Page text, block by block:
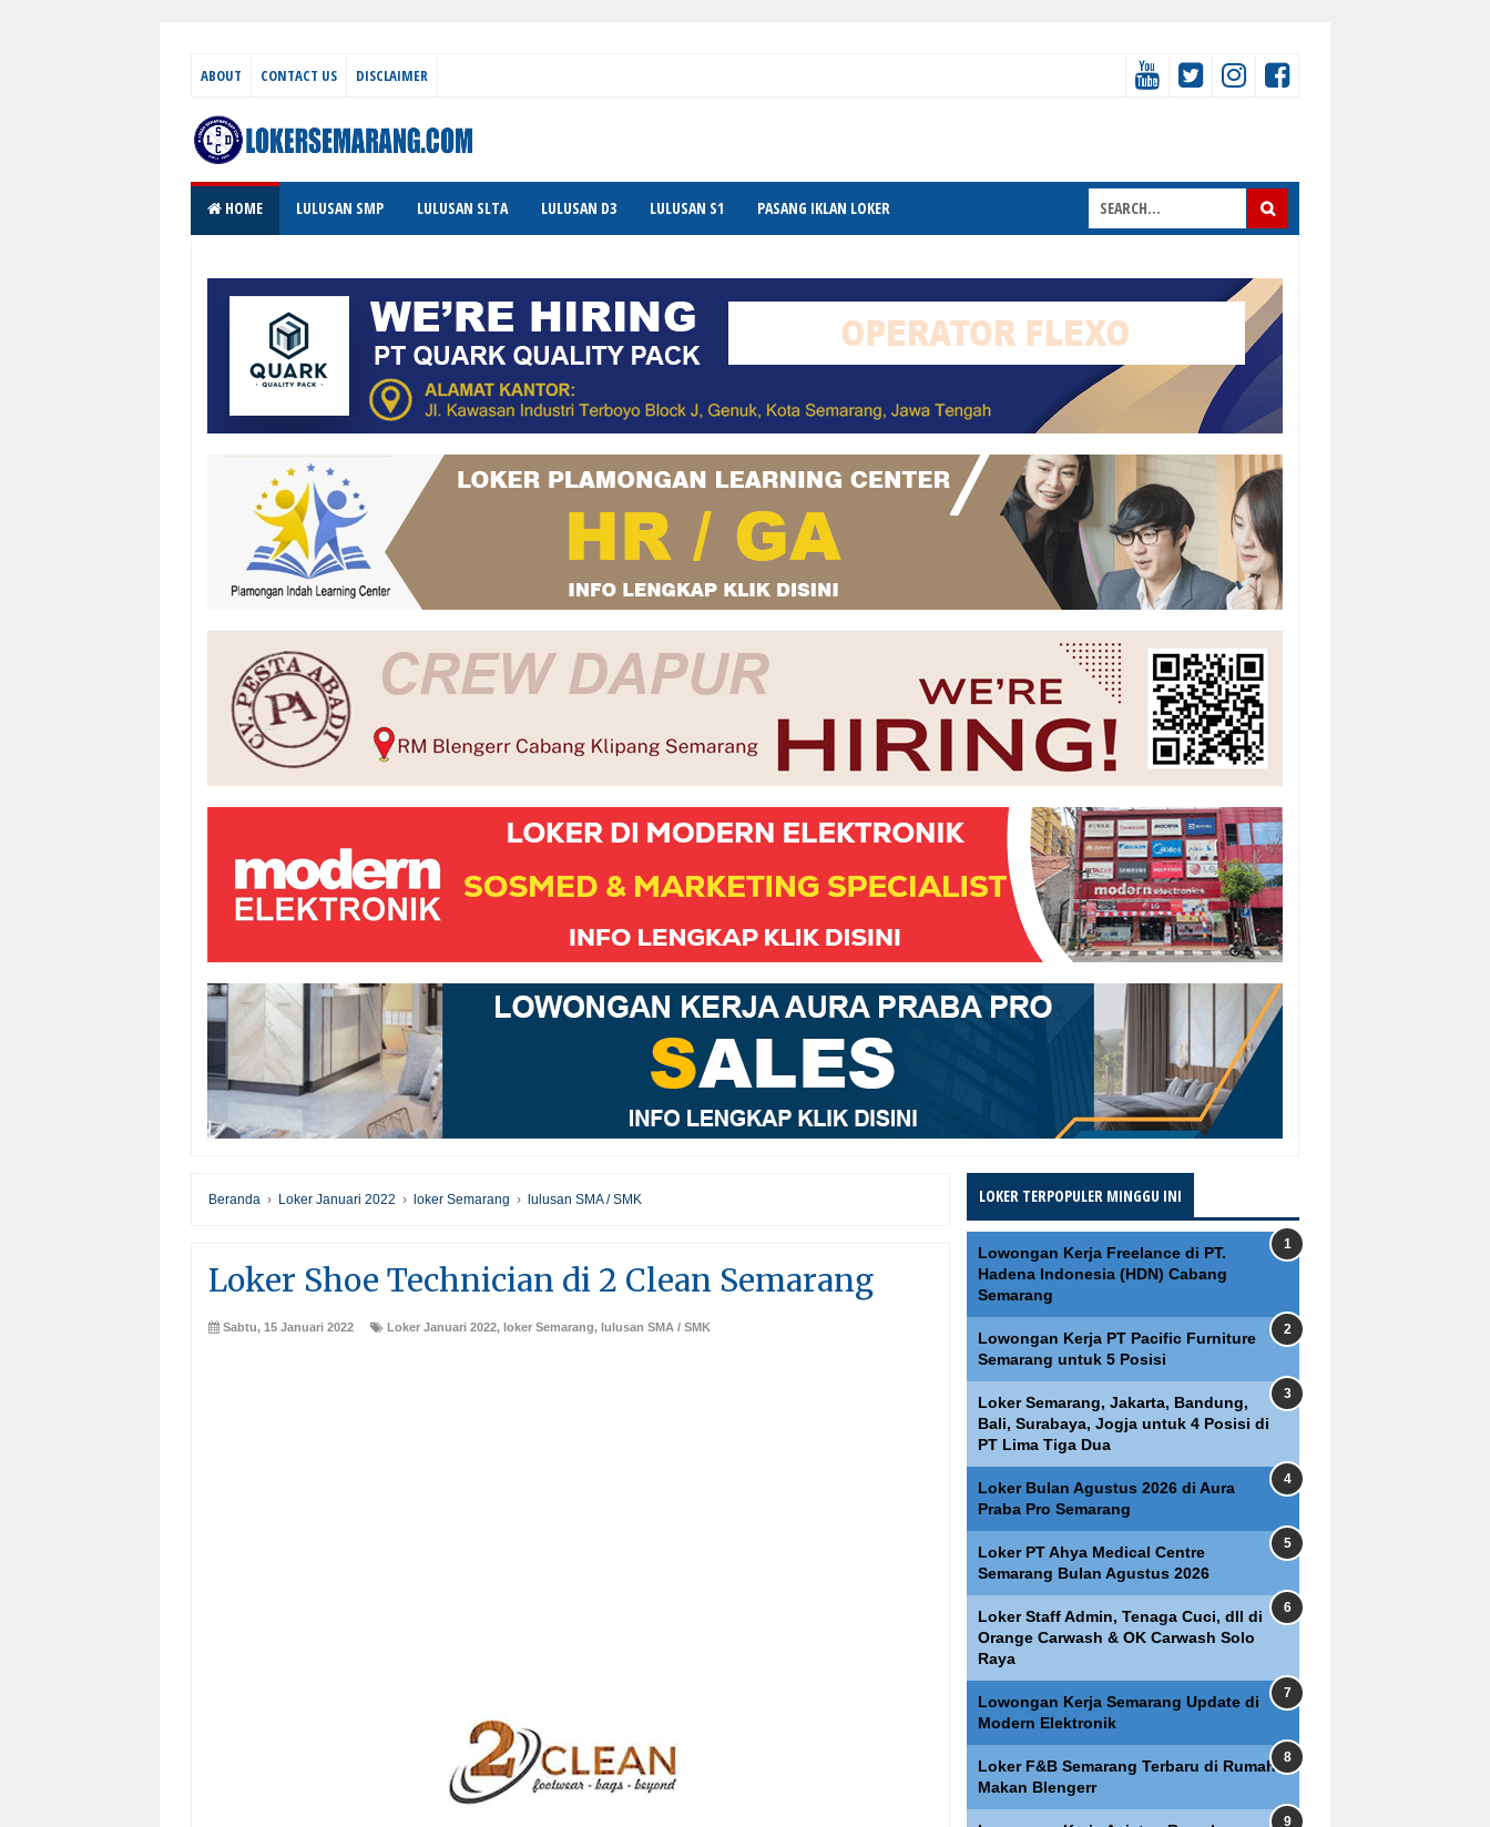
ABOUT CONTACT US DISCLAIMER
HOME LULUSAN SMP LULUSAN SLTA LULUSAN D3 LULUSAN S1 PASANG IKLAN LOKER
Beranda › Loker Januari 2022 › loker Semarang › lulusan SMA / SMK
Loker Shoe Technician di 2 Clean Semarang
Sabtu, 15 Januari 2022 Loker Januari 2022, loker Semarang, lulusan SMA / SMK
LOKER TERPOPULER MINGGU INI
Lowongan Kerja Freelance di PT.
Hadena Indonesia (HDN) Cabang
Semarang
Lowongan Kerja PT Pacific Furniture
Semarang untuk 5 Posisi
Loker Semarang, Jakarta, Bandung,
Bali, Surabaya, Jogja untuk 4 Posisi di
PT Lima Tiga Dua
Loker Bulan Agustus 2026 di Aura
Praba Pro Semarang
Loker PT Ahya Medical Centre
Semarang Bulan Agustus 2026
Loker Staff Admin, Tenaga Cuci, dll di
Orange Carwash & OK Carwash Solo
Raya
Lowongan Kerja Semarang Update di
Modern Elektronik
Loker F&B Semarang Terbaru di Rumah
Makan Blengerr